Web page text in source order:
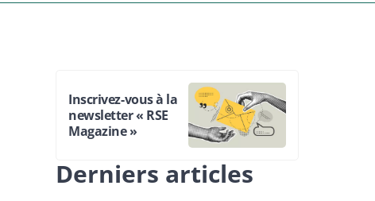
Inscrivez-vous à la
newsletter « RSE
Magazine »
Derniers articles